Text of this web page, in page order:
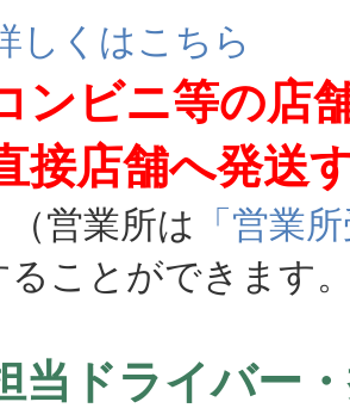
しくはこちら
ンビニ等の店
接店舗へ発送
業所は 「営業
ることができます
当ドライバー